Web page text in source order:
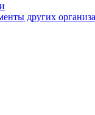
других